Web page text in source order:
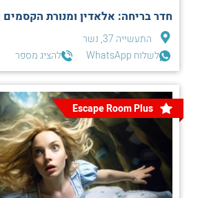
חדר בריחה: אלאדין ומנורת
התעשייה 37, נשר
לשלוח WhatsApp
להציג מספר
Escape Room Plus